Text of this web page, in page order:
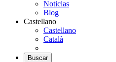
Noticias
Blog
Castellano
Castellano
Català
Buscar